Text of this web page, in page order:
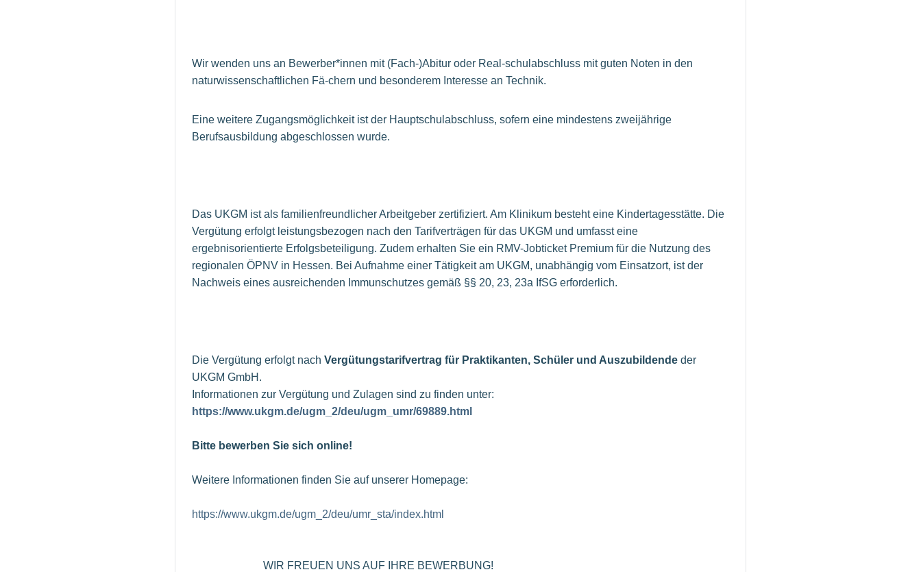
Wir wenden uns an Bewerber*innen mit (Fach-)Abitur oder Real-schulabschluss mit guten Noten in den
naturwissenschaftlichen Fä-chern und besonderem Interesse an Technik.
Eine weitere Zugangsmöglichkeit ist der Hauptschulabschluss, sofern eine mindestens zweijährige
Berufsausbildung abgeschlossen wurde.
Das UKGM ist als familienfreundlicher Arbeitgeber zertifiziert. Am Klinikum besteht eine Kindertagesstätte. Die
Vergütung erfolgt leistungsbezogen nach den Tarifverträgen für das UKGM und umfasst eine
ergebnisorientierte Erfolgsbeteiligung. Zudem erhalten Sie ein RMV-Jobticket Premium für die Nutzung des
regionalen ÖPNV in Hessen. Bei Aufnahme einer Tätigkeit am UKGM, unabhängig vom Einsatzort, ist der
Nachweis eines ausreichenden Immunschutzes gemäß §§ 20, 23, 23a IfSG erforderlich.
Die Vergütung erfolgt nach Vergütungstarifvertrag für Praktikanten, Schüler und Auszubildende der
UKGM GmbH.
Informationen zur Vergütung und Zulagen sind zu finden unter:
https://www.ukgm.de/ugm_2/deu/ugm_umr/69889.html
Bitte bewerben Sie sich online!
Weitere Informationen finden Sie auf unserer Homepage:
https://www.ukgm.de/ugm_2/deu/umr_sta/index.html
WIR FREUEN UNS AUF IHRE BEWERBUNG!